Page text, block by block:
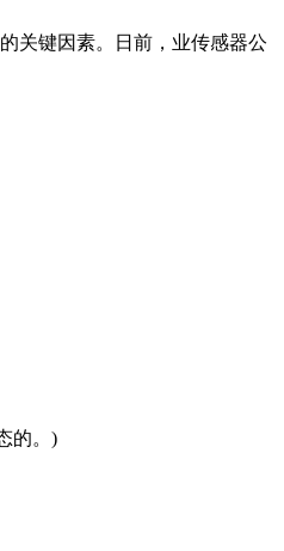
关键因素。日前，业传感器公
的。)